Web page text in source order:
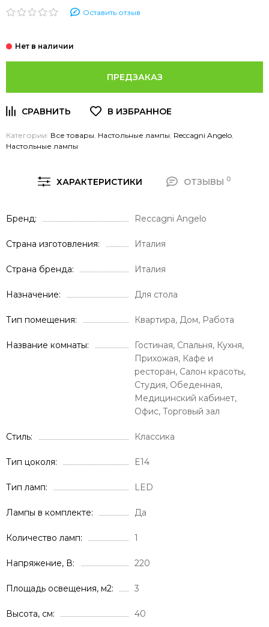
Оставить отзыв
ПРЕДЗАКАЗ
Категории: Все товары Настольные лампы Reccagni Angelo
Настольные лампы
ХАРАКТЕРИСТИКИ ОТЗЫВЫ 0
Бренд Reccagni Angelo
Страна изготовления Италия
Страна бренда Италия
Назначение Для стола
Тип помещения Квартира, Дом, Работа
Название комнаты
Гостиная, Спальня, Кухня,
Прихожая, Кафе и
ресторан, Салон красоты,
Студия, Обеденная,
Медицинский кабинет,
Офис, Торговый зал
Стиль Классика
Тип цоколя E14
Тип ламп LED
Лампы в комплекте Да
Количество ламп 1
Напряжение, В 220
Площадь освещения, м2 3
Высота, см 40